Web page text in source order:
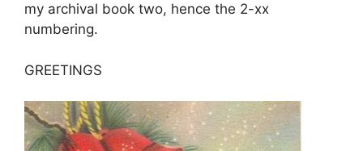
my archival book two, hence the 2-xx
numbering.
GREETINGS